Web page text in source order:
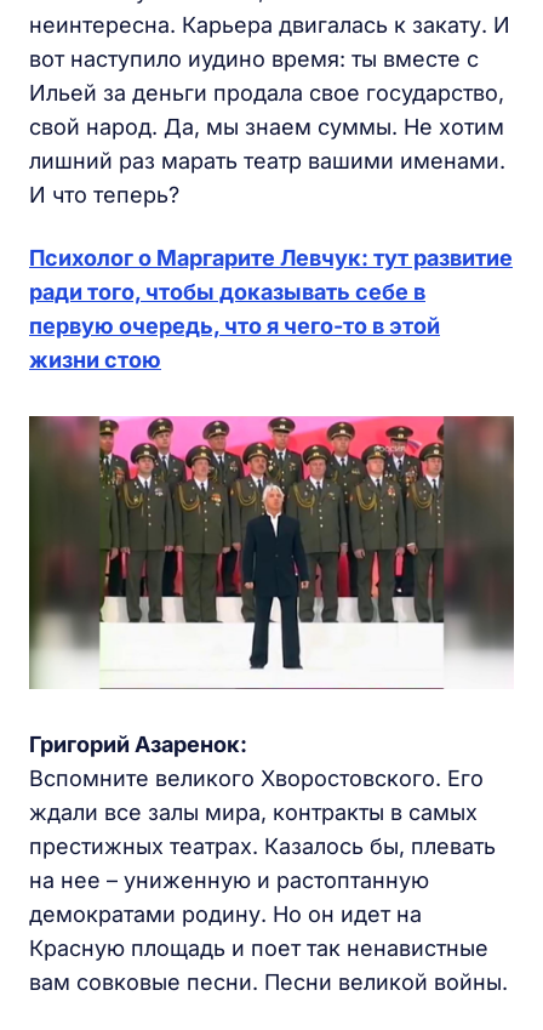
неинтересна. Карьера двигалась к закату. И
вот наступило иудино время: ты вместе с
Ильей за деньги продала свое государство,
свой народ. Да, мы знаем суммы. Не хотим
лишний раз марать театр вашими именами.
И что теперь?
Психолог о Маргарите Левчук: тут развитие
ради того, чтобы доказывать себе в
первую очередь, что я чего-то в этой
жизни стою
Григорий Азаренок:
Вспомните великого Хворостовского. Его
ждали все залы мира, контракты в самых
престижных театрах. Казалось бы, плевать
на нее – униженную и растоптанную
демократами родину. Но он идет на
Красную площадь и поет так ненавистные
вам совковые песни. Песни великой войны.